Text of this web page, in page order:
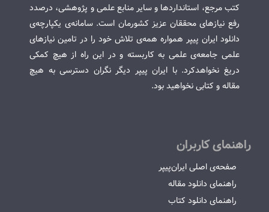
کتب مرجع، استانداردها و سایر منابع علمی و پژوهشی، درصدد
رفع نیازهای محققان عزیز کشورمان است. سامانه‌ی یکپارچه‌ی
دانلود ایران پیپر همواره همه‌ی تلاش خود را در تامین نیازهای
علمی جامعه‌ی علمی به کاربسته و در این راه از هیچ کمکی
دریغ نخواهدکرد. با ایران پیپر دیگر نگران دسترسی به هیچ
مقاله و کتابی نخواهید بود.
راهنمای کاربران
صفحه‌ی اصلی ایران‌پیپر
راهنمای دانلود مقاله
راهنمای دانلود کتاب